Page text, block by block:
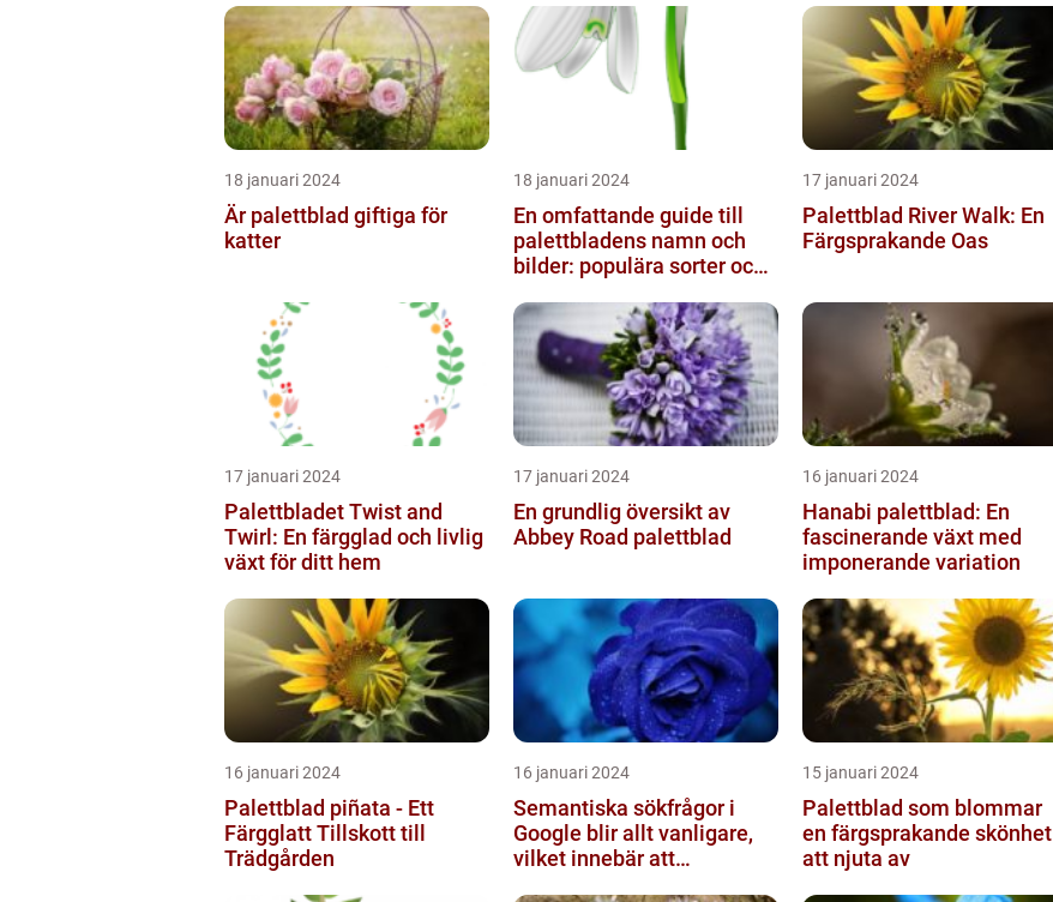
18 januari 2024
Är palettblad giftiga för
katter
18 januari 2024
En omfattande guide till
palettbladens namn och
bilder: populära sorter och
17 januari 2024
Palettblad River Walk: En
Färgsprakande Oas
17 januari 2024
Palettbladet Twist and
Twirl: En färgglad och livlig
växt för ditt hem
17 januari 2024
En grundlig översikt av
Abbey Road palettblad
16 januari 2024
Hanabi palettblad: En
fascinerande växt med
imponerande variation
16 januari 2024
Palettblad piñata - Ett
Färgglatt Tillskott till
Trädgården
16 januari 2024
Semantiska sökfrågor i
Google blir allt vanligare,
vilket innebär att
15 januari 2024
Palettblad som blommar
en färgsprakande skönhet
att njuta av